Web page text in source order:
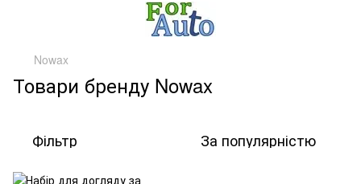
Nowax
Товари бренду Nowax
Фільтр За популярністю